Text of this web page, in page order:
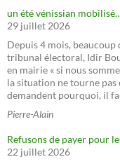
un été vénissian
29 juillet 2026
Depuis 4 mois,
tribunal électoral, Idir
en mairie « si nous
la situation ne tourne
demandent pourquoi, il
Pierre-Alain
Refusons de payer pour
22 juillet 2026